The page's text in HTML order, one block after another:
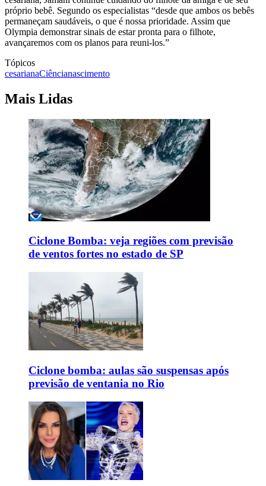
próprio bebê. Segundo os especialistas “desde que ambos os bebês
permaneçam saudáveis, o que é nossa prioridade. Assim que
Olympia demonstrar sinais de estar pronta para o filhote,
avançaremos com os planos para reuni-los.”
Tópicos
cesarianaCiêncianascimento
Mais Lidas
Ciclone Bomba: veja regiões com previsão
de ventos fortes no estado de SP
Ciclone bomba: aulas são suspensas após
previsão de ventania no Rio